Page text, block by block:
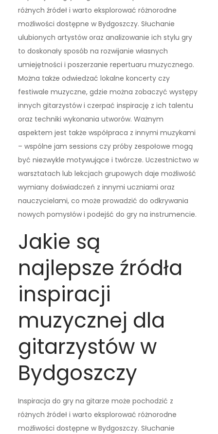
różnych źródeł i warto eksplorować różnorodne
możliwości dostępne w Bydgoszczy. Słuchanie
ulubionych artystów oraz analizowanie ich stylu gry
to doskonały sposób na rozwijanie własnych
umiejętności i poszerzanie repertuaru muzycznego.
Można także odwiedzać lokalne koncerty czy
festiwale muzyczne, gdzie można zobaczyć występy
innych gitarzystów i czerpać inspirację z ich talentu
oraz techniki wykonania utworów. Ważnym
aspektem jest także współpraca z innymi muzykami
– wspólne jam sessions czy próby zespołowe mogą
być niezwykle motywujące i twórcze. Uczestnictwo w
warsztatach lub lekcjach grupowych daje możliwość
wymiany doświadczeń z innymi uczniami oraz
nauczycielami, co może prowadzić do odkrywania
nowych pomysłów i podejść do gry na instrumencie.
Jakie są
najlepsze źródła
inspiracji
muzycznej dla
gitarzystów w
Bydgoszczy
Inspiracja do gry na gitarze może pochodzić z
różnych źródeł i warto eksplorować różnorodne
możliwości dostępne w Bydgoszczy. Słuchanie